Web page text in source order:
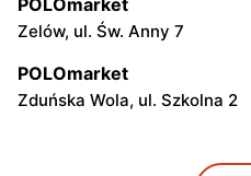
POLOmarket
Zelów, ul. Św. Anny 7
POLOmarket
Zduńska Wola, ul. Szkolna 2